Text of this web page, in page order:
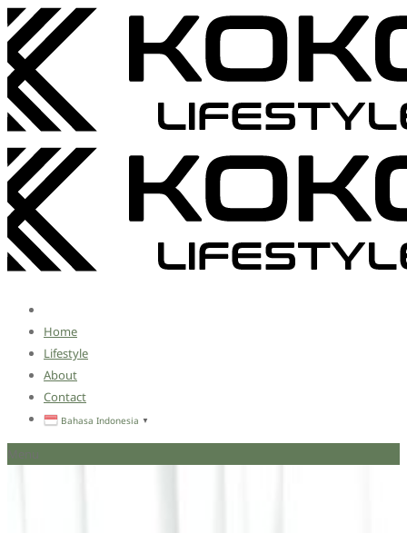
Home
Lifestyle
About
Contact
Bahasa Indonesia ▼